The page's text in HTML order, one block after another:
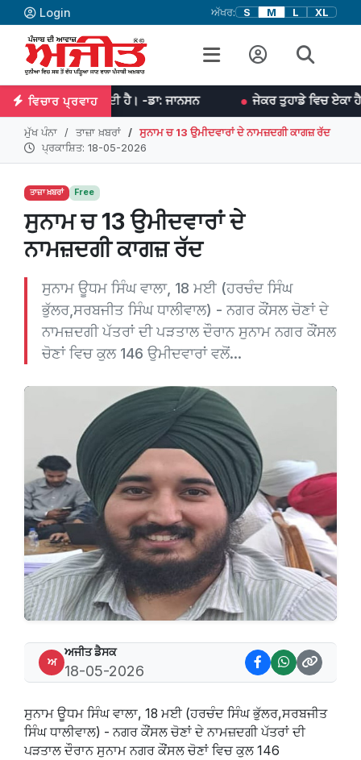
Login ਅੱਖਰ: S M L XL
ਵਿਚਾਰ ਪ੍ਰਵਾਹ
ਹੈ। -ਡਾ: ਜਾਨਸਨ ਜੇਕਰ ਤੁਹਾਡੇ ਵਿਚ ਏਕਾ ਹੈ ਤਾਂ ਤੁਸੀਂ ਹਰ
ਮੁੱਖ ਪੰਨਾ ਤਾਜ਼ਾ ਖ਼ਬਰਾਂ
ਸੁਨਾਮ ਚ 13 ਉਮੀਦਵਾਰਾਂ ਦੇ ਨਾਮਜ਼ਦਗੀ ਕਾਗਜ਼ ਰੱਦ
ਪ੍ਰਕਾਸ਼ਿਤ: 18-05-2026
ਤਾਜ਼ਾ ਖ਼ਬਰਾਂ Free
ਸੁਨਾਮ ਚ 13 ਉਮੀਦਵਾਰਾਂ ਦੇ
ਨਾਮਜ਼ਦਗੀ ਕਾਗਜ਼ ਰੱਦ
ਸੁਨਾਮ ਊਧਮ ਸਿੰਘ ਵਾਲਾ, 18 ਮਈ (ਹਰਚੰਦ ਸਿੰਘ
ਭੁੱਲਰ,ਸਰਬਜੀਤ ਸਿੰਘ ਧਾਲੀਵਾਲ) - ਨਗਰ ਕੌਂਸਲ ਚੋਣਾਂ ਦੇ
ਨਾਮਜ਼ਦਗੀ ਪੱਤਰਾਂ ਦੀ ਪੜਤਾਲ ਦੌਰਾਨ ਸੁਨਾਮ ਨਗਰ ਕੌਂਸਲ
ਚੋਣਾਂ ਵਿਚ ਕੁਲ 146 ਉਮੀਦਵਾਰਾਂ ਵਲੋਂ...
ਅ
ਅਜੀਤ ਡੈਸਕ
18-05-2026
ਸੁਨਾਮ ਊਧਮ ਸਿੰਘ ਵਾਲਾ, 18 ਮਈ (ਹਰਚੰਦ ਸਿੰਘ ਭੁੱਲਰ,ਸਰਬਜੀਤ
ਸਿੰਘ ਧਾਲੀਵਾਲ) - ਨਗਰ ਕੌਂਸਲ ਚੋਣਾਂ ਦੇ ਨਾਮਜ਼ਦਗੀ ਪੱਤਰਾਂ ਦੀ
ਪੜਤਾਲ ਦੌਰਾਨ ਸੁਨਾਮ ਨਗਰ ਕੌਂਸਲ ਚੋਣਾਂ ਵਿਚ ਕੁਲ 146